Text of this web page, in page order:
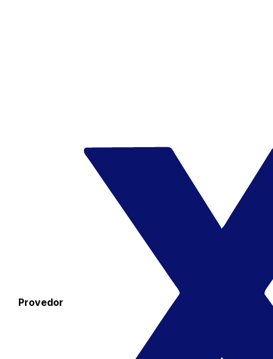
Provedor